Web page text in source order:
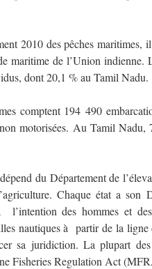
2010 des pêches
maritime de l’Union indienne.
dont 20,1 % au Tamil Nadu.
comptent 194 490
motorisées. Au Tamil Nadu,
du Département de
Chaque état a son
l’intention des hommes et
nautiques à partir de la ligne
sa juridiction. La plupart
Fisheries Regulation Act